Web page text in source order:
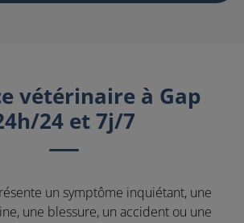
vétérinaire à Gap
24 et 7j/7
un symptôme inquiétant, une
une blessure, un accident ou une